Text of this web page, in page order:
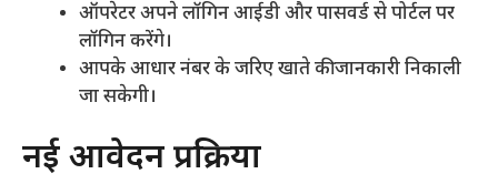
ऑपरेटर अपने लॉगिन आईडी और पासवर्ड से पोर्टल पर
लॉगिन करेंगे।
आपके आधार नंबर के जरिए खाते की जानकारी निकाली
जा सकेगी।
नई आवेदन प्रक्रिया